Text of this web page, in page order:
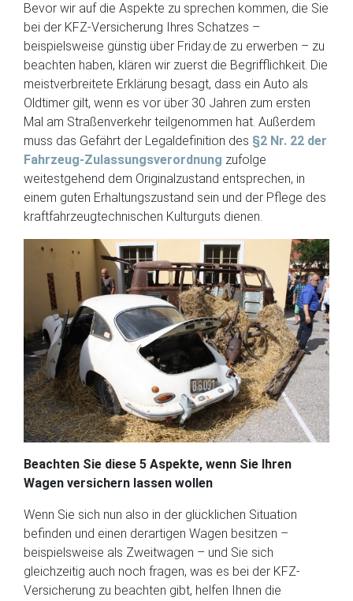
Bevor wir auf die Aspekte zu sprechen kommen, die Sie
bei der KFZ-Versicherung Ihres Schatzes –
beispielsweise günstig über Friday.de zu erwerben – zu
beachten haben, klären wir zuerst die Begrifflichkeit. Die
meistverbreitete Erklärung besagt, dass ein Auto als
Oldtimer gilt, wenn es vor über 30 Jahren zum ersten
Mal am Straßenverkehr teilgenommen hat. Außerdem
muss das Gefährt der Legaldefinition des §2 Nr. 22 der
Fahrzeug-Zulassungsverordnung zufolge
weitestgehend dem Originalzustand entsprechen, in
einem guten Erhaltungszustand sein und der Pflege des
kraftfahrzeugtechnischen Kulturguts dienen.
Beachten Sie diese 5 Aspekte, wenn Sie Ihren
Wagen versichern lassen wollen
Wenn Sie sich nun also in der glücklichen Situation
befinden und einen derartigen Wagen besitzen –
beispielsweise als Zweitwagen – und Sie sich
gleichzeitig auch noch fragen, was es bei der KFZ-
Versicherung zu beachten gibt, helfen Ihnen die